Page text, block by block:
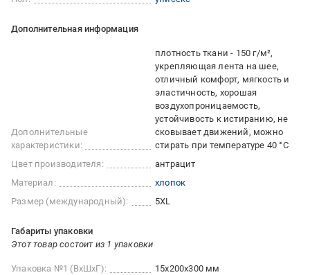
Дополнительная информация
Дополнительные
характеристики:
плотность ткани - 150 г/м²,
укрепляющая лента на шее,
отличный комфорт, мягкость и
эластичность, хорошая
воздухопроницаемость,
устойчивость к истиранию, не
сковывает движений, можно
стирать при температуре 40 °C
Цвет производителя:
антрацит
Материал:
хлопок
Размер (международный):
5XL
Габариты упаковки
Этот товар состоит из 1 упаковки
Упаковка №1 (ВхШхГ):
15x200x300 мм